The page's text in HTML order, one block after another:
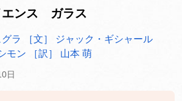
エンス ガラス
ラ
［文］ ジャック・ギシャール
モン
［訳］ 山本 萌
日